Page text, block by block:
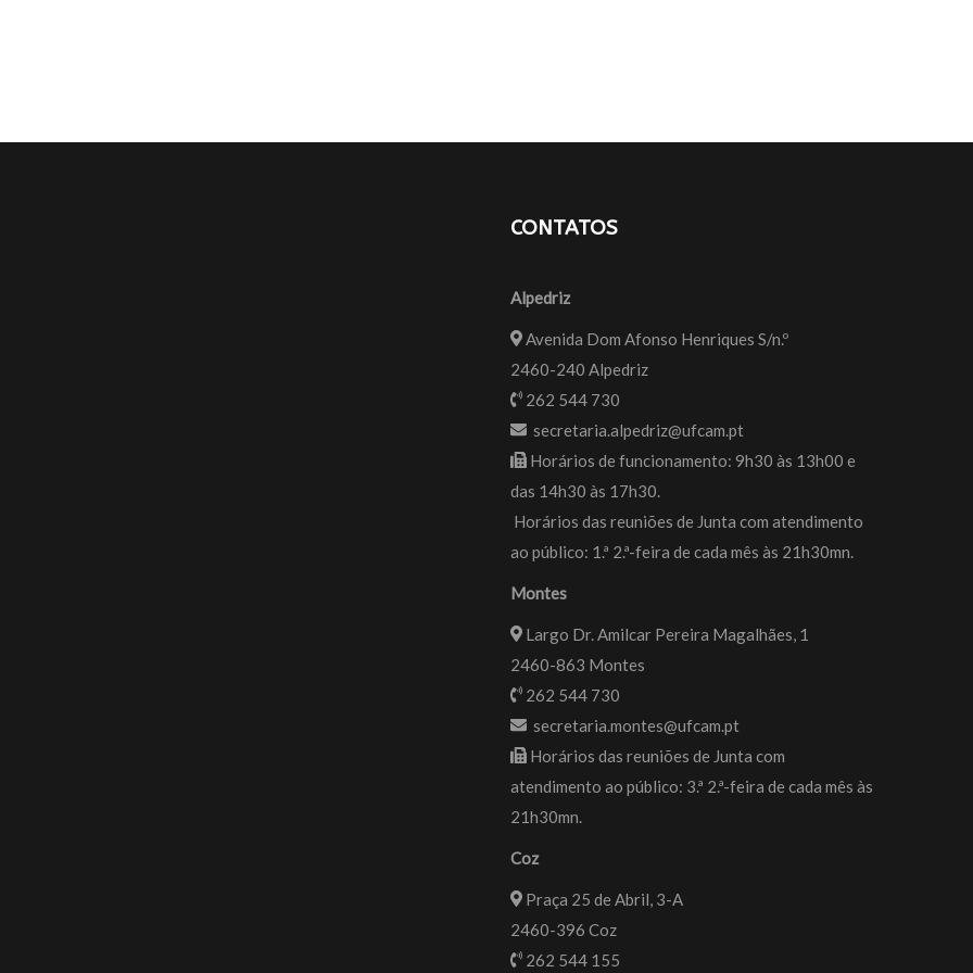
CONTATOS
Alpedriz
Avenida Dom Afonso Henriques S/n.º
2460-240 Alpedriz
262 544 730
secretaria.alpedriz@ufcam.pt
Horários de funcionamento: 9h30 às 13h00 e
das 14h30 às 17h30.
Horários das reuniões de Junta com atendimento
ao público: 1.ª 2.ª-feira de cada mês às 21h30mn.
Montes
Largo Dr. Amilcar Pereira Magalhães, 1
2460-863 Montes
262 544 730
secretaria.montes@ufcam.pt
Horários das reuniões de Junta com
atendimento ao público: 3.ª 2.ª-feira de cada mês às
21h30mn.
Coz
Praça 25 de Abril, 3-A
2460-396 Coz
262 544 155